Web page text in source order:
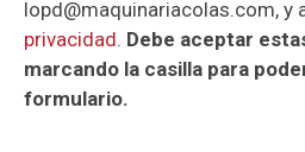
lopd@maquinariacolas.com, y
privacidad. Debe aceptar
marcando la casilla para
formulario.